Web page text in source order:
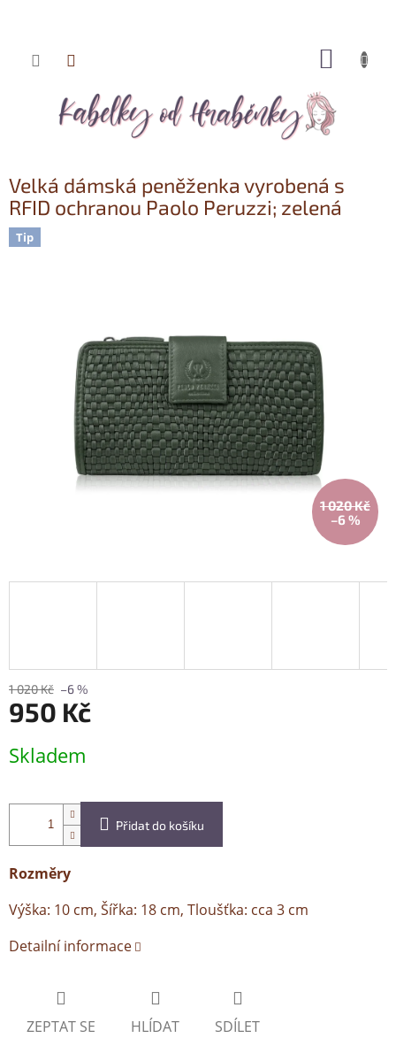
Přejít
Velká dámská peněženka vyrobená s
RFID ochranou Paolo Peruzzi; zelená
Tip
1 020 Kč
–6 %
1 020 Kč –6 %
950 Kč
cena:
Skladem
Přidat do košíku
Rozměry
Výška: 10 cm, Šířka: 18 cm, Tloušťka: cca 3 cm
Detailní informace
ZEPTAT SE HLÍDAT SDÍLET